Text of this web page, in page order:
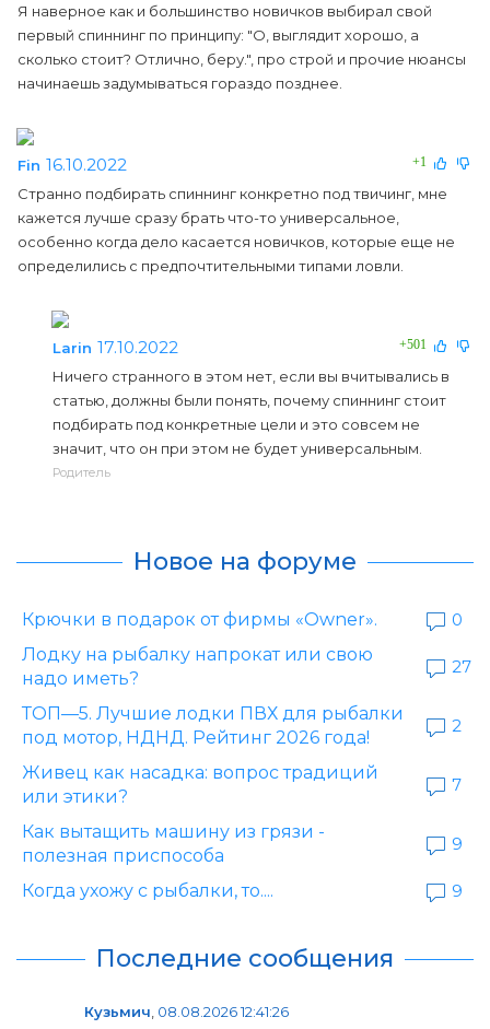
Я наверное как и большинство новичков выбирал свой
первый спиннинг по принципу: "О, выглядит хорошо, а
сколько стоит? Отлично, беру.", про строй и прочие нюансы
начинаешь задумываться гораздо позднее.
+1
Fin 16.10.2022
Странно подбирать спиннинг конкретно под твичинг, мне
кажется лучше сразу брать что-то универсальное,
особенно когда дело касается новичков, которые еще не
определились с предпочтительными типами ловли.
+501
Larin 17.10.2022
Ничего странного в этом нет, если вы вчитывались в
статью, должны были понять, почему спиннинг стоит
подбирать под конкретные цели и это совсем не
значит, что он при этом не будет универсальным.
Родитель
Новое на форуме
Крючки в подарок от фирмы «Owner».
0
Лодку на рыбалку напрокат или свою
надо иметь?
27
ТОП—5. Лучшие лодки ПВХ для рыбалки
под мотор, НДНД. Рейтинг 2026 года!
2
Живец как насадка: вопрос традиций
или этики?
7
Как вытащить машину из грязи -
полезная приспособа
9
Когда ухожу с рыбалки, то.... 9
Последние сообщения
Кузьмич 08.08.2026 12:41:26